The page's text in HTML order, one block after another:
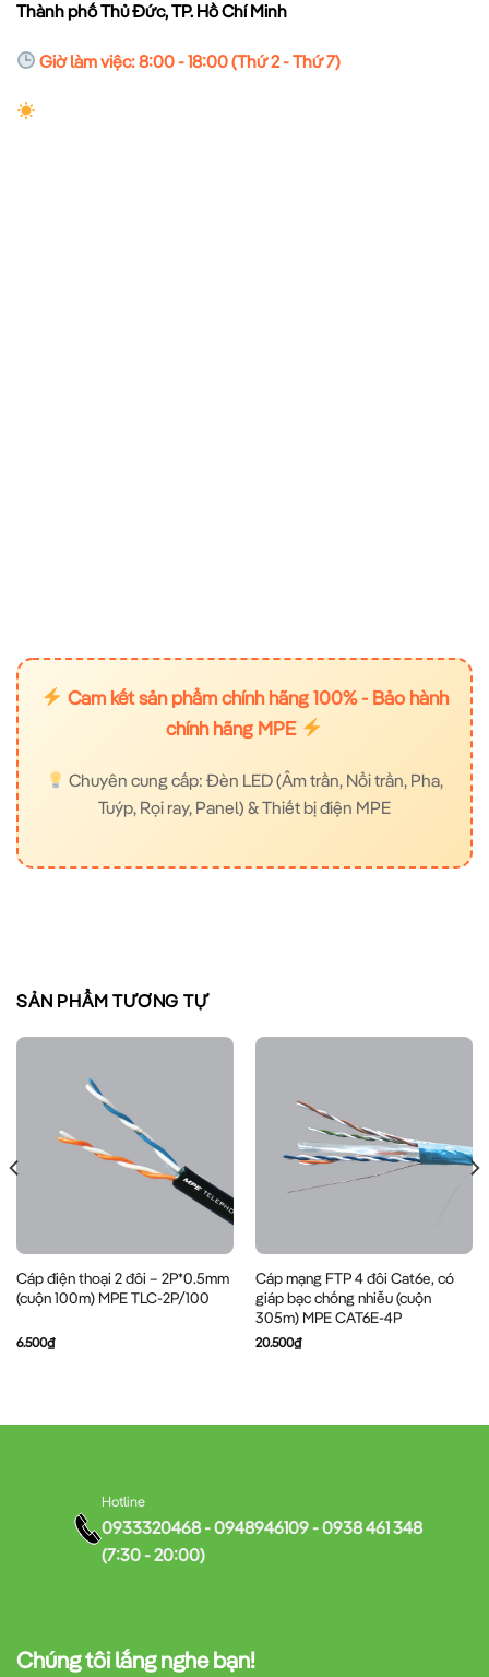
Thành phố Thủ Đức, TP. Hồ Chí Minh
Giờ làm việc: 8:00 - 18:00 (Thứ 2 - Thứ 7)
Cam kết sản phẩm chính hãng 100% - Bảo hành
chính hãng MPE
Chuyên cung cấp: Đèn LED (Âm trần, Nổi trần, Pha,
Tuýp, Rọi ray, Panel) & Thiết bị điện MPE
SẢN PHẨM TƯƠNG TỰ
Cáp điện thoại 2 đôi – 2P*0.5mm
(cuộn 100m) MPE TLC-2P/100
6.500₫
Cáp mạng FTP 4 đôi Cat6e, có
giáp bạc chống nhiễu (cuộn
305m) MPE CAT6E-4P
20.500₫
Chúng tôi lắng nghe bạn!
Hotline
0933320468 - 0948946109 - 0938 461 348
(7:30 - 20:00)